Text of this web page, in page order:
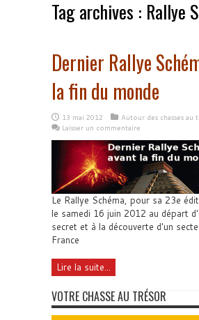
Tag archives : Rallye
Dernier Rallye
la fin du monde
13 mai 2012
Autour des chasses au
Laisser un commentaire
Le Rallye Schéma, pour sa 23e
le samedi 16 juin 2012 au départ
secret et à la découverte d'un
France
Lire la suite...
VOTRE CHASSE AU TRÉSOR